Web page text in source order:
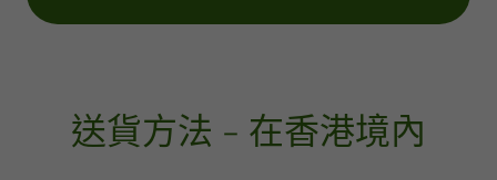
送貨方法 - 在香港境內